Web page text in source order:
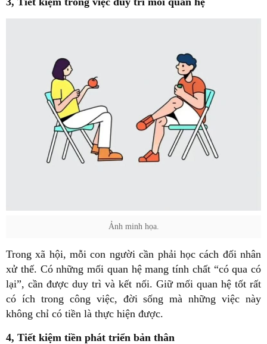
Ảnh minh họa.
Trong xã hội, mỗi con người cần phải học cách đối nhân
xử thế. Có những mối quan hệ mang tính chất “có qua có
lại”, cần được duy trì và kết nối. Giữ mối quan hệ tốt rất
có ích trong công việc, đời sống mà những việc này
không chỉ có tiền là thực hiện được.
4, Tiết kiệm tiền phát triển bản thân